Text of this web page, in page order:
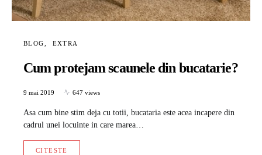
BLOG EXTRA
Cum protejam scaunele din bucatarie?
9 mai 2019 647 views
Asa cum bine stim deja cu totii, bucataria este acea incapere din
cadrul unei locuinte in care marea…
CITESTE